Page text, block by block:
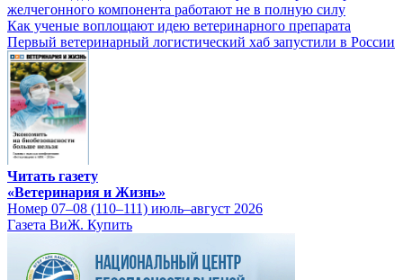
желчегонного компонента работают не в полную силу
Как ученые воплощают идею ветеринарного препарата
Первый ветеринарный логистический хаб запустили в России
Читать газету
«Ветеринария и Жизнь»
Номер 07–08 (110–111) июль–август 2026
Газета ВиЖ. Купить